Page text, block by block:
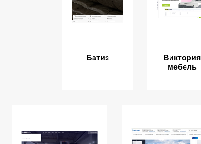
Батиз
Виктория
мебель